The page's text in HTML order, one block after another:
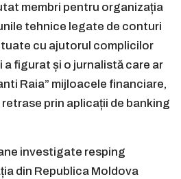
membri pentru organizația
tehnice legate de conturi
cu ajutorul complicilor
a figurat și o jurnalistă care ar
Raia” mijloacele financiare,
prin aplicații de banking
investigate resping
din Republica Moldova